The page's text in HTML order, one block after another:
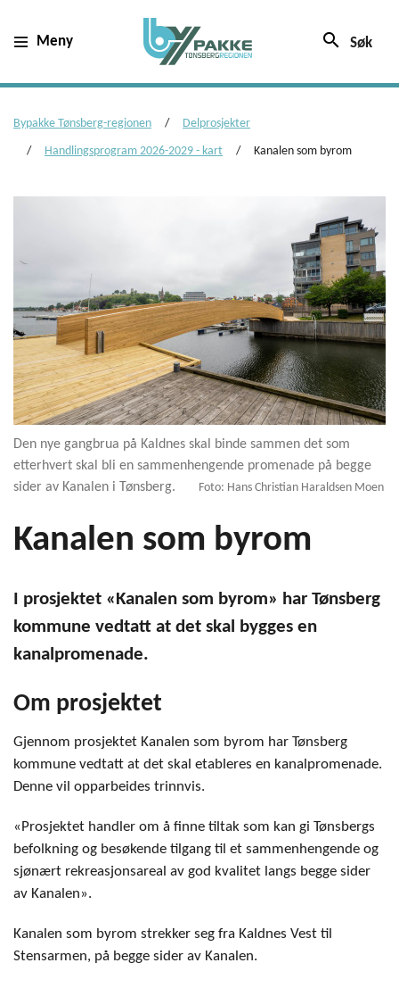
Meny search Søk
Bypakke Tønsberg-regionen Delprosjekter
Handlingsprogram 2026-2029 - kart Kanalen som byrom
Den nye gangbrua på Kaldnes skal binde sammen det som
etterhvert skal bli en sammenhengende promenade på begge
sider av Kanalen i Tønsberg.
Foto: Hans Christian Haraldsen Moen
Kanalen som byrom
I prosjektet «Kanalen som byrom» har Tønsberg
kommune vedtatt at det skal bygges en
kanalpromenade.
Om prosjektet
Gjennom prosjektet Kanalen som byrom har Tønsberg
kommune vedtatt at det skal etableres en kanalpromenade.
Denne vil opparbeides trinnvis.
«Prosjektet handler om å finne tiltak som kan gi Tønsbergs
befolkning og besøkende tilgang til et sammenhengende og
sjønært rekreasjonsareal av god kvalitet langs begge sider
av Kanalen».
Kanalen som byrom strekker seg fra Kaldnes Vest til
Stensarmen, på begge sider av Kanalen.